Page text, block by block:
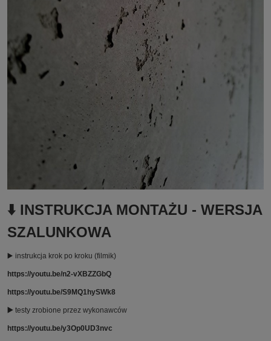
⬇️ INSTRUKCJA MONTAŻU - WERSJA
SZALUNKOWA
▶️ instrukcja krok po kroku (filmik)
https://youtu.be/n2-vXBZZGbQ
https://youtu.be/S9MQ1hySWk8
▶️ testy zrobione przez wykonawców
https://youtu.be/y3Op0UD3nvc